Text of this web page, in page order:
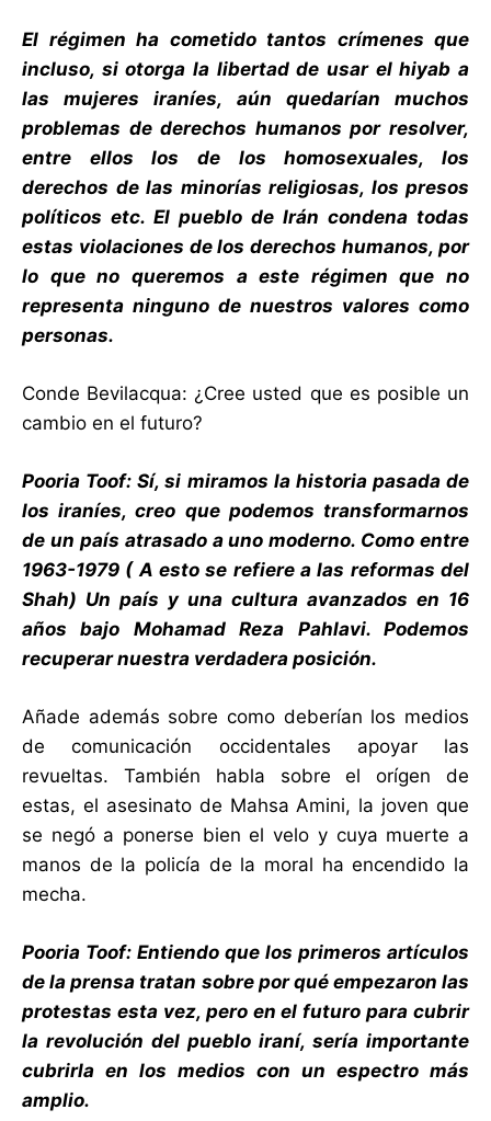
El régimen ha cometido tantos crímenes que
incluso, si otorga la libertad de usar el hiyab a
las mujeres iraníes, aún quedarían muchos
problemas de derechos humanos por resolver,
entre ellos los de los homosexuales, los
derechos de las minorías religiosas, los presos
políticos etc. El pueblo de Irán condena todas
estas violaciones de los derechos humanos, por
lo que no queremos a este régimen que no
representa ninguno de nuestros valores como
personas.
Conde Bevilacqua: ¿Cree usted que es posible un
cambio en el futuro?
Pooria Toof: Sí, si miramos la historia pasada de
los iraníes, creo que podemos transformarnos
de un país atrasado a uno moderno. Como entre
1963-1979 ( A esto se refiere a las reformas del
Shah) Un país y una cultura avanzados en 16
años bajo Mohamad Reza Pahlavi. Podemos
recuperar nuestra verdadera posición.
Añade además sobre como deberían los medios
de comunicación occidentales apoyar las
revueltas. También habla sobre el orígen de
estas, el asesinato de Mahsa Amini, la joven que
se negó a ponerse bien el velo y cuya muerte a
manos de la policía de la moral ha encendido la
mecha.
Pooria Toof: Entiendo que los primeros artículos
de la prensa tratan sobre por qué empezaron las
protestas esta vez, pero en el futuro para cubrir
la revolución del pueblo iraní, sería importante
cubrirla en los medios con un espectro más
amplio.